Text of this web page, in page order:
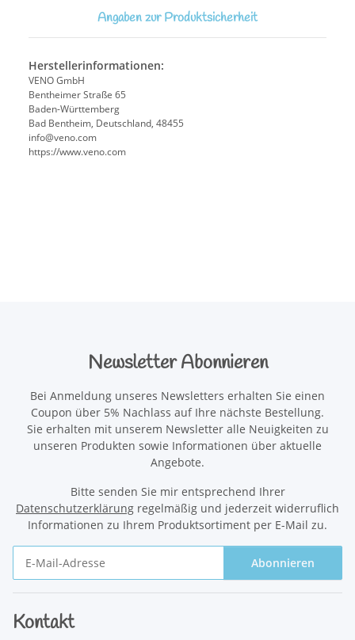
Angaben zur Produktsicherheit
Herstellerinformationen:
VENO GmbH
Bentheimer Straße 65
Baden-Württemberg
Bad Bentheim, Deutschland, 48455
info@veno.com
https://www.veno.com
Newsletter Abonnieren
Bei Anmeldung unseres Newsletters erhalten Sie einen
Coupon über 5% Nachlass auf Ihre nächste Bestellung.
Sie erhalten mit unserem Newsletter alle Neuigkeiten zu
unseren Produkten sowie Informationen über aktuelle
Angebote.
Bitte senden Sie mir entsprechend Ihrer
Datenschutzerklärung regelmäßig und jederzeit widerruflich
Informationen zu Ihrem Produktsortiment per E-Mail zu.
Abonnieren
Kontakt